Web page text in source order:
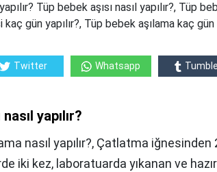
Tüp bebek aşısı nasıl yapılır?, Tüp
kaç gün yapılır?, Tüp bebek aşılama kaç
Twitter Whatsapp
yapılır?
nasıl yapılır?, Çatlatma
iki kez, laboratuarda yıkanan ve